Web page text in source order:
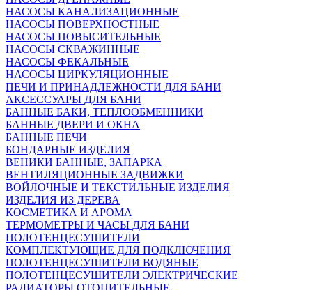
НАСОСЫ КАНАЛИЗАЦИОННЫЕ
НАСОСЫ ПОВЕРХНОСТНЫЕ
НАСОСЫ ПОВЫСИТЕЛЬНЫЕ
НАСОСЫ СКВАЖИННЫЕ
НАСОСЫ ФЕКАЛЬНЫЕ
НАСОСЫ ЦИРКУЛЯЦИОННЫЕ
ПЕЧИ И ПРИНАДЛЕЖНОСТИ ДЛЯ БАНИ
АКСЕССУАРЫ ДЛЯ БАНИ
БАННЫЕ БАКИ, ТЕПЛООБМЕННИКИ
БАННЫЕ ДВЕРИ И ОКНА
БАННЫЕ ПЕЧИ
БОНДАРНЫЕ ИЗДЕЛИЯ
ВЕНИКИ БАННЫЕ, ЗАПАРКА
ВЕНТИЛЯЦИОННЫЕ ЗАДВИЖКИ
ВОЙЛОЧНЫЕ И ТЕКСТИЛЬНЫЕ ИЗДЕЛИЯ
ИЗДЕЛИЯ ИЗ ДЕРЕВА
КОСМЕТИКА И АРОМА
ТЕРМОМЕТРЫ И ЧАСЫ ДЛЯ БАНИ
ПОЛОТЕНЦЕСУШИТЕЛИ
КОМПЛЕКТУЮЩИЕ ДЛЯ ПОДКЛЮЧЕНИЯ
ПОЛОТЕНЦЕСУШИТЕЛИ ВОДЯНЫЕ
ПОЛОТЕНЦЕСУШИТЕЛИ ЭЛЕКТРИЧЕСКИЕ
РАДИАТОРЫ ОТОПИТЕЛЬНЫЕ